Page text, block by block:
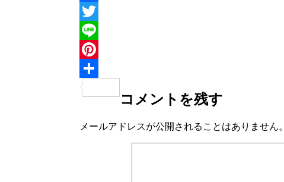
Facebook
Twitter
Line
Pinterest
有
コメントを残す
メールアドレスが公開されることはありません。